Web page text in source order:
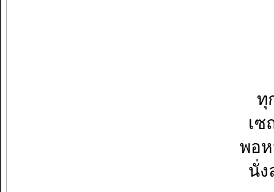
ทุ
เซ
พอ
นั่ง